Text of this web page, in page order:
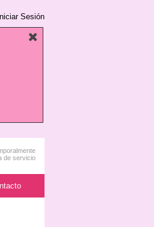
Iniciar Sesión
de servicio